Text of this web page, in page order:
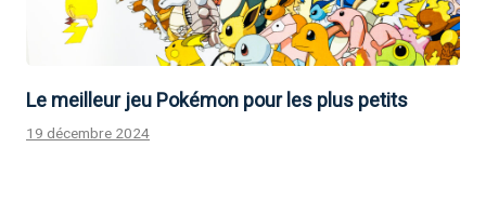
Le meilleur jeu Pokémon pour les plus petits
19 décembre 2024